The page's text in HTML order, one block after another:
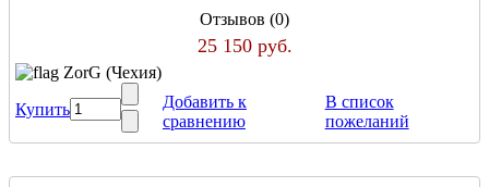
Отзывов (0)
25 150 руб.
ZorG (Чехия)
Купить
Добавить к
сравнению
В список
пожеланий